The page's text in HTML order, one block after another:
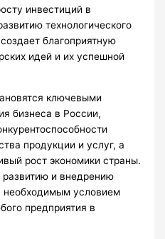
инвестиций в
технологического
благоприятную
идей и их успешной
ключевыми
бизнеса в России,
продукции и услуг, а
рост экономики страны.
и внедрению
необходимым условием
предприятия в